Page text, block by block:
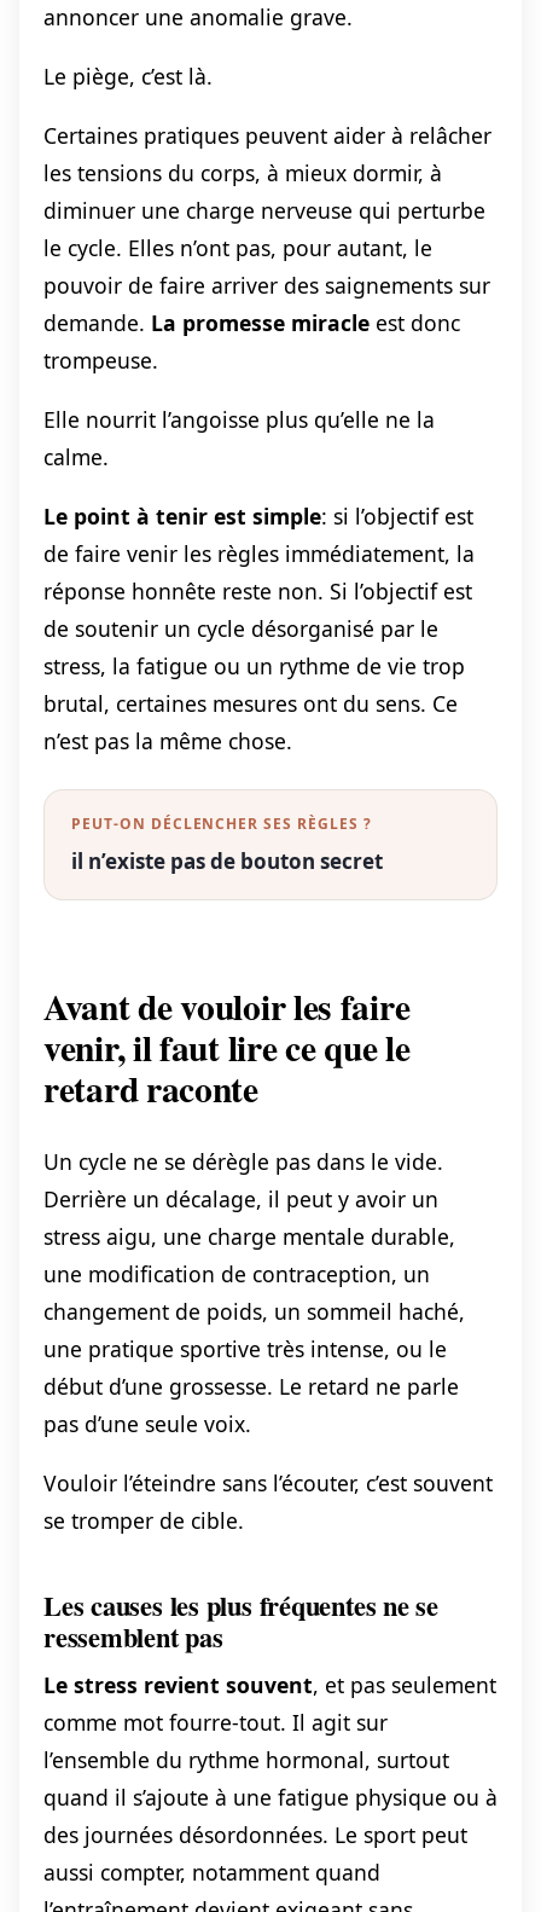
annoncer une anomalie grave.
Le piège, c’est là.
Certaines pratiques peuvent aider à relâcher
les tensions du corps, à mieux dormir, à
diminuer une charge nerveuse qui perturbe
le cycle. Elles n’ont pas, pour autant, le
pouvoir de faire arriver des saignements sur
demande. La promesse miracle est donc
trompeuse.
Elle nourrit l’angoisse plus qu’elle ne la
calme.
Le point à tenir est simple: si l’objectif est
de faire venir les règles immédiatement, la
réponse honnête reste non. Si l’objectif est
de soutenir un cycle désorganisé par le
stress, la fatigue ou un rythme de vie trop
brutal, certaines mesures ont du sens. Ce
n’est pas la même chose.
PEUT-ON DÉCLENCHER SES RÈGLES ?
il n’existe pas de bouton secret
Avant de vouloir les faire
venir, il faut lire ce que le
retard raconte
Un cycle ne se dérègle pas dans le vide.
Derrière un décalage, il peut y avoir un
stress aigu, une charge mentale durable,
une modification de contraception, un
changement de poids, un sommeil haché,
une pratique sportive très intense, ou le
début d’une grossesse. Le retard ne parle
pas d’une seule voix.
Vouloir l’éteindre sans l’écouter, c’est souvent
se tromper de cible.
Les causes les plus fréquentes ne se
ressemblent pas
Le stress revient souvent, et pas seulement
comme mot fourre-tout. Il agit sur
l’ensemble du rythme hormonal, surtout
quand il s’ajoute à une fatigue physique ou à
des journées désordonnées. Le sport peut
aussi compter, notamment quand